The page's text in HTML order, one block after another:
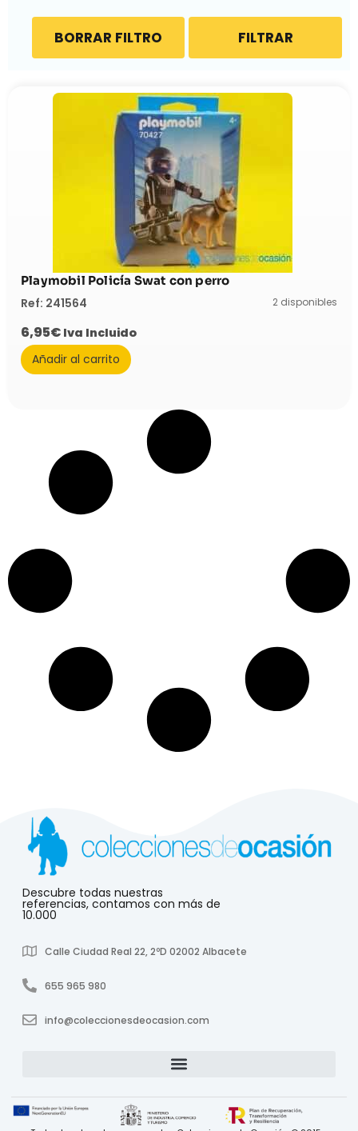
FILTRAR
BORRAR FILTRO
Playmobil Policía Swat con perro
Ref: 241564 2 disponibles
6,95€ Iva Incluido
Añadir al carrito
Descubre todas nuestras
referencias, contamos con más de
10.000
Calle Ciudad Real 22, 2ºD 02002 Albacete
655 965 980
info@coleccionesdeocasion.com